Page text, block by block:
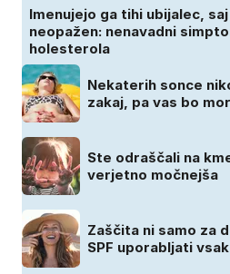
Imenujejo ga tihi ubijalec,
neopažen: nenavadni
holesterola
Nekaterih sonce
zakaj, pa vas bo
Ste odraščali na
verjetno močnejša
Zaščita ni samo za
SPF uporabljati